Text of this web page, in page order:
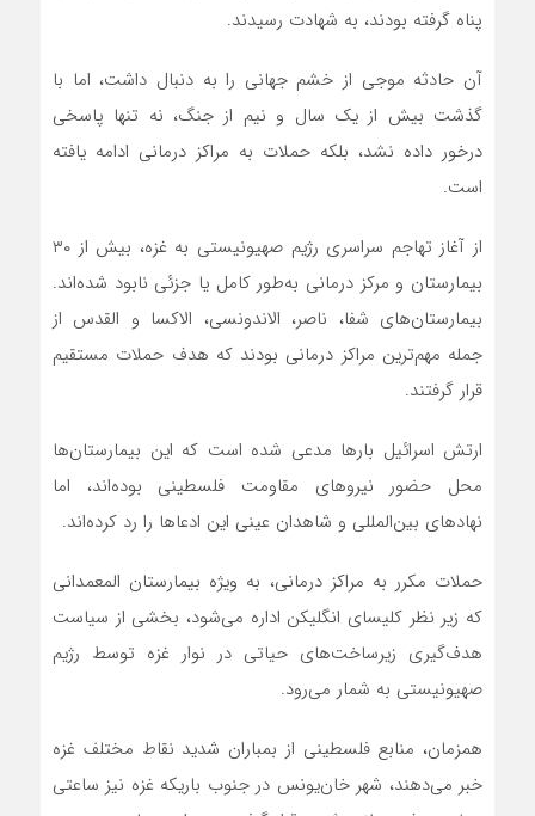
پناه گرفته بودند، به شهادت رسیدند.
آن حادثه موجی از خشم جهانی را به دنبال داشت، اما با
گذشت بیش از یک سال و نیم از جنگ، نه تنها پاسخی
درخور داده نشد، بلکه حملات به مراکز درمانی ادامه یافته
است.
از آغاز تهاجم سراسری رژیم صهیونیستی به غزه، بیش از ۳۰
بیمارستان و مرکز درمانی به‌طور کامل یا جزئی نابود شده‌اند.
بیمارستان‌های شفا، ناصر، الاندونسی، الاکسا و القدس از
جمله مهم‌ترین مراکز درمانی بودند که هدف حملات مستقیم
قرار گرفتند.
ارتش اسرائیل بارها مدعی شده است که این بیمارستان‌ها
محل حضور نیروهای مقاومت فلسطینی بوده‌اند، اما
نهادهای بین‌المللی و شاهدان عینی این ادعاها را رد کرده‌اند.
حملات مکرر به مراکز درمانی، به ویژه بیمارستان المعمدانی
که زیر نظر کلیسای انگلیکن اداره می‌شود، بخشی از سیاست
هدف‌گیری زیرساخت‌های حیاتی در نوار غزه توسط رژیم
صهیونیستی به شمار می‌رود.
همزمان، منابع فلسطینی از بمباران شدید نقاط مختلف غزه
خبر می‌دهند، شهر خان‌یونس در جنوب باریکه غزه نیز ساعتی